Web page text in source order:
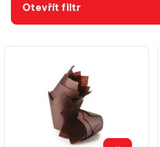
r
Otevřít filtr